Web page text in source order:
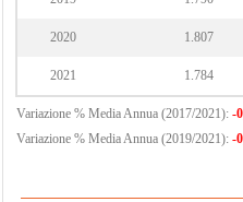
2020 1.807
2021 1.784
Variazione % Media Annua (2017/2021): -
Variazione % Media Annua (2019/2021): -